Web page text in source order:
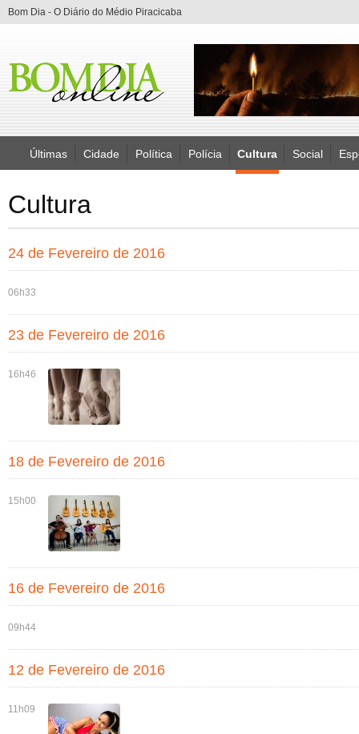
Bom Dia - O Diário do Médio Piracicaba
Últimas Cidade Política Polícia Cultura Social
Cultura
24 de Fevereiro de 2016
06h33
23 de Fevereiro de 2016
16h46
18 de Fevereiro de 2016
15h00
16 de Fevereiro de 2016
09h44
12 de Fevereiro de 2016
11h09